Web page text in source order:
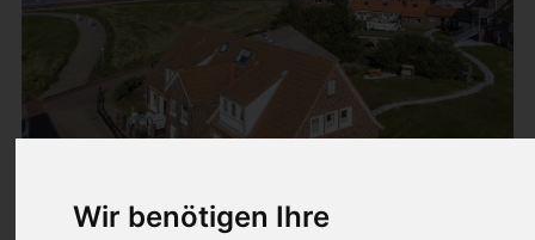
Wir benötigen Ihre